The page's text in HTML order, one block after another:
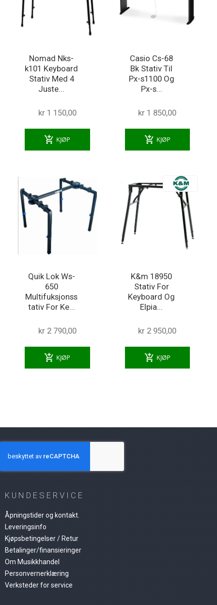
Nomad Nks-
k101 Keyboard
Stativ Med 4
Juste...
kr 1 150,00
add_shopping_cart KJØP
Casio Cs-68
Bk Stativ Til
Px-s1100 Og
Px-s...
kr 1 850,00
add_shopping_cart KJØP
Quik Lok Ws-
650
Multifuksjonss
tativ For Ke...
kr 2 790,00
add_shopping_cart KJØP
K&m 18950
Stativ For
Keyboard Og
Elpia...
kr 2 950,00
add_shopping_cart KJØP
KUNDESERVICE
Åpningstider og kontakt.
Leveringsinfo
Kjøpsbetingelser / Retur
Betalinger/finansieringer
Om Musikkhandel
Personvernerklæring
Verksteder for service